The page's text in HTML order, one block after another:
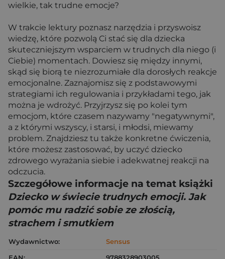
wielkie, tak trudne emocje?
W trakcie lektury poznasz narzędzia i przyswoisz
wiedzę, które pozwolą Ci stać się dla dziecka
skuteczniejszym wsparciem w trudnych dla niego (i
Ciebie) momentach. Dowiesz się między innymi,
skąd się biorą te niezrozumiałe dla dorosłych reakcje
emocjonalne. Zaznajomisz się z podstawowymi
strategiami ich regulowania i przykładami tego, jak
można je wdrożyć. Przyjrzysz się po kolei tym
emocjom, które czasem nazywamy "negatywnymi",
a z którymi wszyscy, i starsi, i młodsi, miewamy
problem. Znajdziesz tu także konkretne ćwiczenia,
które możesz zastosować, by uczyć dziecko
zdrowego wyrażania siebie i adekwatnej reakcji na
odczucia.
Szczegółowe informacje na temat książki
Dziecko w świecie trudnych emocji. Jak
pomóc mu radzić sobie ze złością,
strachem i smutkiem
Wydawnictwo:
Sensus